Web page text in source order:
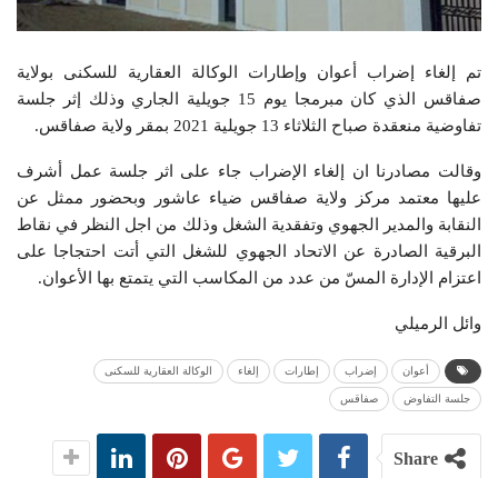
تم إلغاء إضراب أعوان وإطارات الوكالة العقارية للسكنى بولاية
صفاقس الذي كان مبرمجا يوم 15 جويلية الجاري وذلك إثر جلسة
تفاوضية منعقدة صباح الثلاثاء 13 جويلية 2021 بمقر ولاية صفاقس.
وقالت مصادرنا ان إلغاء الإضراب جاء على اثر جلسة عمل أشرف
عليها معتمد مركز ولاية صفاقس ضياء عاشور وبحضور ممثل عن
النقابة والمدير الجهوي وتفقدية الشغل وذلك من اجل النظر في نقاط
البرقية الصادرة عن الاتحاد الجهوي للشغل التي أتت احتجاجا على
اعتزام الإدارة المسّ من عدد من المكاسب التي يتمتع بها الأعوان.
وائل الرميلي
أعوان إضراب إطارات إلغاء الوكالة العقارية للسكنى
جلسة التفاوض صفاقس
Share